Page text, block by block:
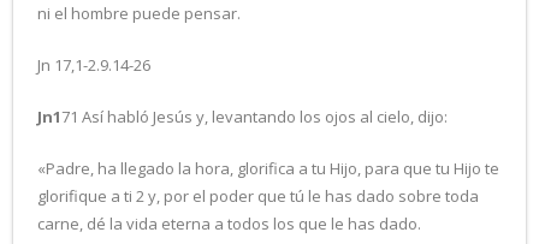
ni el hombre puede pensar.
Jn 17,1-2.9.14-26
Jn171 Así habló Jesús y, levantando los ojos al cielo, dijo:
«Padre, ha llegado la hora, glorifica a tu Hijo, para que tu Hijo te
glorifique a ti 2 y, por el poder que tú le has dado sobre toda
carne, dé la vida eterna a todos los que le has dado.